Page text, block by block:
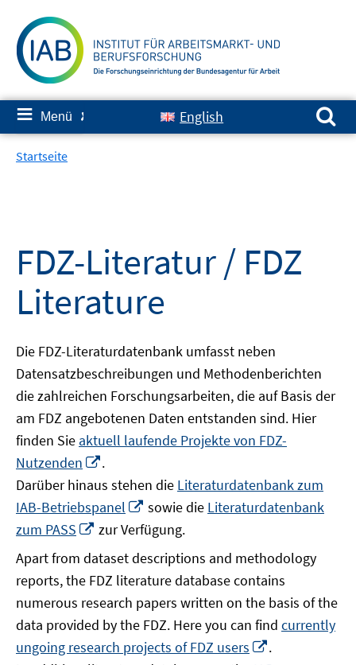
zum
Inhalt
≡ Menü ✘ English
Suchen nach:
Startseite
FDZ-Literatur / FDZ
Literature
Die FDZ-Literaturdatenbank umfasst neben
Datensatzbeschreibungen und Methodenberichten
die zahlreichen Forschungsarbeiten, die auf Basis der
am FDZ angebotenen Daten entstanden sind. Hier
finden Sie aktuell laufende Projekte von FDZ-
Nutzenden
neuem
Fenster
öffnen
.
Darüber hinaus stehen die Literaturdatenbank zum
IAB-Betriebspanel
In
neuem
Fenster
öffnen
sowie die Literaturdatenbank
zum PASS
In
Fenster
öffnen
zur Verfügung.
Apart from dataset descriptions and methodology
reports, the FDZ literature database contains
numerous research papers written on the basis of the
data provided by the FDZ. Here you can find currently
ungoing research projects of FDZ users
.